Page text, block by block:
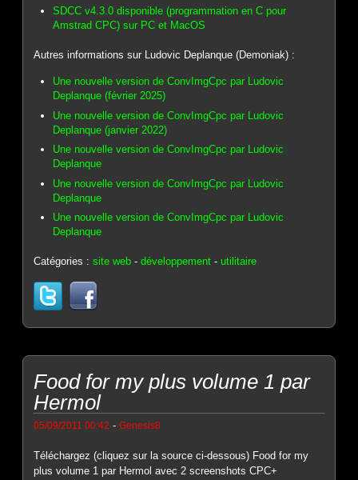
SDCC v4.3.0 disponible (programmation en C pour
Amstrad CPC) sur PC et MacOS
Autres informations sur Ludovic Deplanque (Demoniak) :
Une nouvelle version de ConvImgCpc par Ludovic
Deplanque (février 2025)
Une nouvelle version de ConvImgCpc par Ludovic
Deplanque (janvier 2022)
Une nouvelle version de ConvImgCpc par Ludovic
Deplanque
Une nouvelle version de ConvImgCpc par Ludovic
Deplanque
Une nouvelle version de ConvImgCpc par Ludovic
Deplanque
Catégories :site web -développement -utilitaire
Food for my plus volume 1 par
Hermol
05/09/2011 00:42 -Genesis8
Téléchargez (cliquez sur la source ci-dessous) Food for my
plus volume 1 par Hermol avec 2 screenshots CPC+